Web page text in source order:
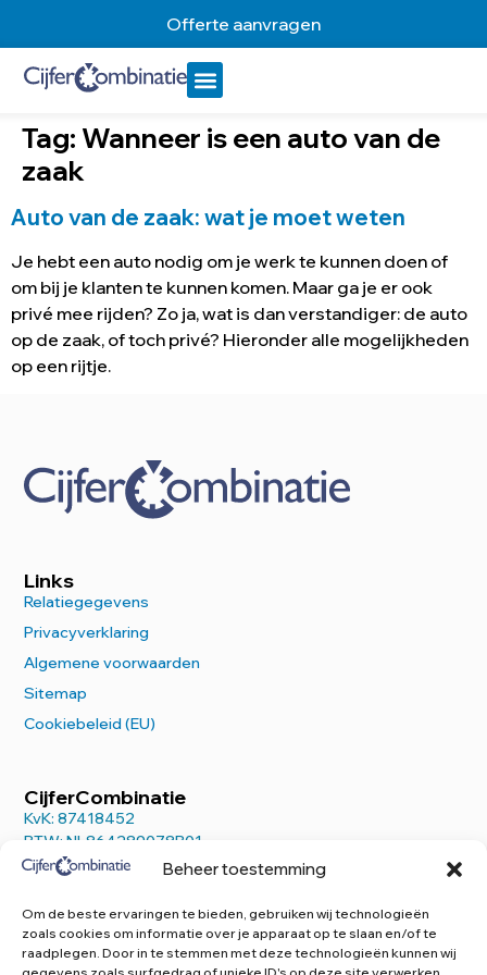
Beheer toestemming
Om de beste ervaringen te bieden, gebruiken wij technologieën
zoals cookies om informatie over je apparaat op te slaan en/of te
raadplegen. Door in te stemmen met deze technologieën kunnen wij
Offerte aanvragen
Tag: Wanneer is een auto van de
zaak
Auto van de zaak: wat je moet weten
Je hebt een auto nodig om je werk te kunnen doen of
om bij je klanten te kunnen komen. Maar ga je er ook
privé mee rijden? Zo ja, wat is dan verstandiger: de auto
op de zaak, of toch privé? Hieronder alle mogelijkheden
op een rijtje.
Contact
CijferCombinatie
KvK: 87418452
BTW: NL864289078B01
Links
Relatiegegevens
Privacyverklaring
Algemene voorwaarden
Sitemap
Cookiebeleid (EU)